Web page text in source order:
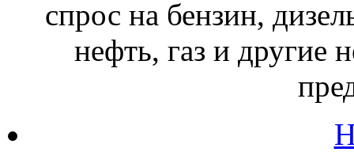
спрос на бензин,
нефть, газ и другие